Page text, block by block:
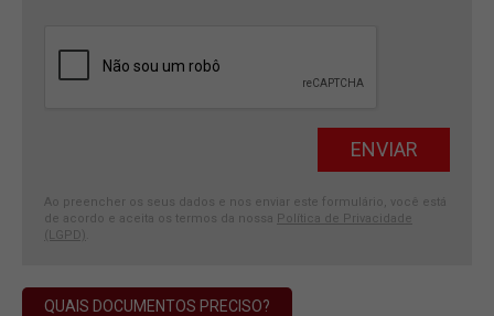
Ao preencher os seus dados e nos enviar este formulário, você está
de acordo e aceita os termos da nossa Política de Privacidade
(LGPD)
QUAIS DOCUMENTOS PRECISO?